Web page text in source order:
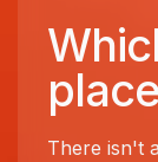
There isn't